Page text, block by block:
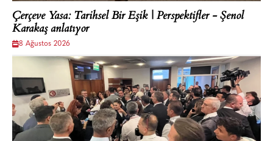
Çerçeve Yasa: Tarihsel Bir Eşik | Perspektifler - Şenol
Karakaş anlatıyor
8 Ağustos 2026